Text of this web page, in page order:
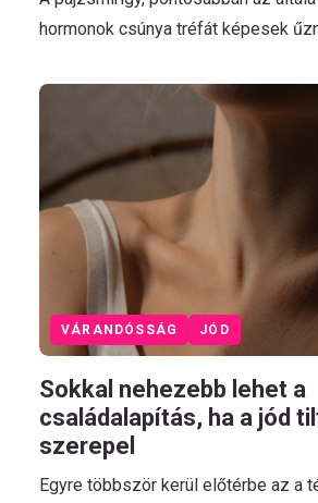
hormonok csúnya tréfát képesek
VÁRANDÓSSÁG JÓD
Sokkal nehezebb lehet a
családalapítás, ha a jód
szerepel
Egyre többször kerül előtérbe az a